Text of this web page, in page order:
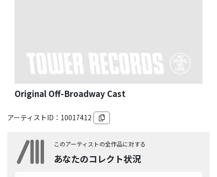
Original Off-Broadway Cast
アーティストID： 10017412
このアーティストの全作品に対する
あなたのコレクト状況